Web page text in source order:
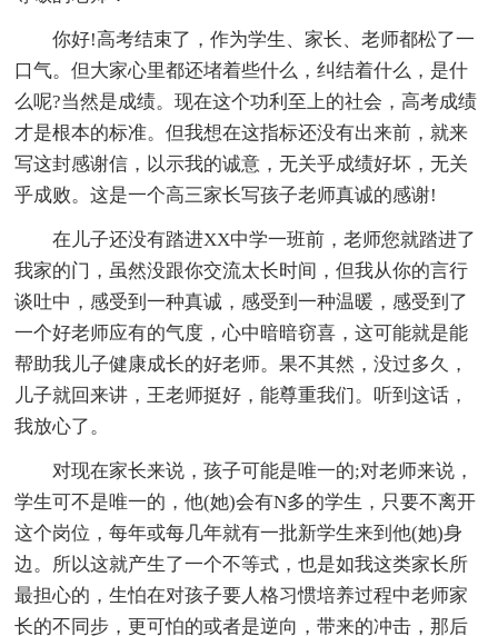
你好!高考结束了，作为学生、家长、老师都松了一
口气。但大家心里都还堵着些什么，纠结着什么，是什
么呢?当然是成绩。现在这个功利至上的社会，高考成绩
才是根本的标准。但我想在这指标还没有出来前，就来
写这封感谢信，以示我的诚意，无关乎成绩好坏，无关
乎成败。这是一个高三家长写孩子老师真诚的感谢!
在儿子还没有踏进XX中学一班前，老师您就踏进了
我家的门，虽然没跟你交流太长时间，但我从你的言行
谈吐中，感受到一种真诚，感受到一种温暖，感受到了
一个好老师应有的气度，心中暗暗窃喜，这可能就是能
帮助我儿子健康成长的好老师。果不其然，没过多久，
儿子就回来讲，王老师挺好，能尊重我们。听到这话，
我放心了。
对现在家长来说，孩子可能是唯一的;对老师来说，
学生可不是唯一的，他(她)会有N多的学生，只要不离开
这个岗位，每年或每几年就有一批新学生来到他(她)身
边。所以这就产生了一个不等式，也是如我这类家长所
最担心的，生怕在对孩子要人格习惯培养过程中老师家
长的不同步，更可怕的或者是逆向，带来的冲击，那后